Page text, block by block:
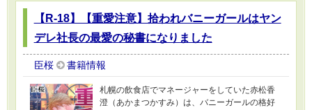
【R-18】【重愛注意】拾われバニーガールはヤン
デレ社長の最愛の秘書になりました
臣桜 書籍情報
札幌の飲食店でマネージャーをしていた赤松香
澄（あかまつかすみ）は、バニーガールの格好